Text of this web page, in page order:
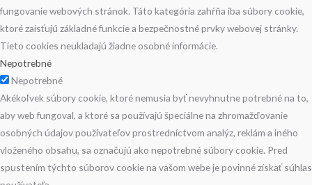
fungovanie webových stránok. Táto kategória zahŕňa iba súbory cookie,
ktoré zaisťujú základné funkcie a bezpečnostné prvky webovej stránky.
Tieto cookies neukladajú žiadne osobné informácie.
Nepotrebné
Nepotrebné
Akékoľvek súbory cookie, ktoré nemusia byť nevyhnutne potrebné na to,
aby web fungoval, a ktoré sa používajú špeciálne na zhromažďovanie
osobných údajov používateľov prostredníctvom analýz, reklám a iného
vloženého obsahu, sa označujú ako nepotrebné súbory cookie. Pred
spustením týchto súborov cookie na vašom webe je povinné získať súhlas